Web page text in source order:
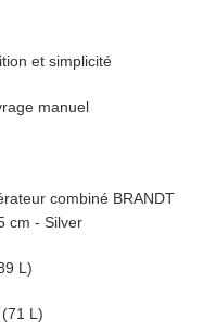
et simplicité
manuel
combiné BRANDT
cm - Silver
L)
L)